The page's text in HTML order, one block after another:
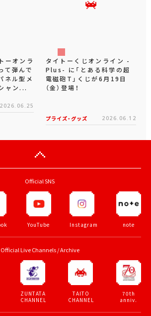
ーオンラ
て弾んで
ネル型メ
ャン...
2026.06.25
タイトーくじオンライン -
Plus- に「とある科学の超
電磁砲T」くじが6月19日
（金）登場！
プライズ・グッズ 2026.06.12
Official SNS
YouTube Instagram note
Official Live Channels / Archive
ZUNTATA
CHANNEL
TAITO
CHANNEL
70th
anniv.